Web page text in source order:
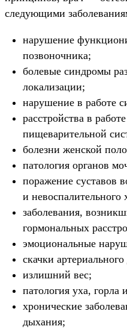
следующими
нарушение
позвоночника;
болевые синдромы
локализации;
нарушение в работе
расстройства в
пищеварительной
болезни женской
патология органов
поражение суставов
и невоспалительного
заболевания,
гормональных
эмоциональные
скачки
излишний вес;
патология уха, горла
хронические
дыхания;